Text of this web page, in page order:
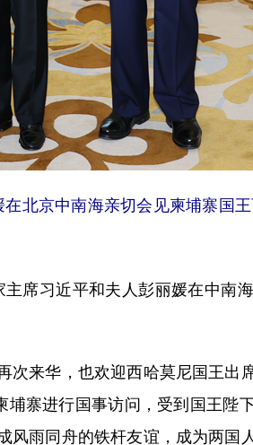
北京中南海亲切会见柬埔寨国
习近平和夫人彭丽媛在中南海
来华，也欢迎西哈莫尼国王出
寨进行国事访问，受到国王陛
风雨同舟的铁杆友谊，成为两国